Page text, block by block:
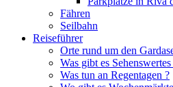
Fähren
Seilbahn
Reiseführer
Orte rund um den
Was gibt es
Was tun an Regentagen ?